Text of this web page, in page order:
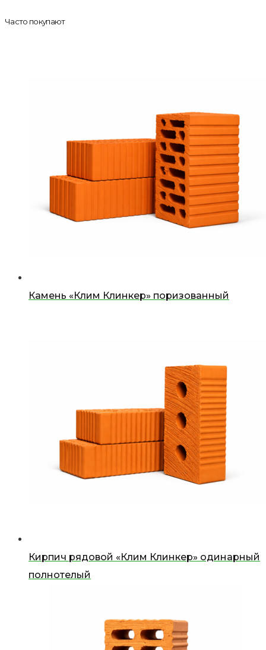
Часто покупают
Камень «Клим Клинкер» поризованный
Кирпич рядовой «Клим Клинкер» одинарный
полнотелый